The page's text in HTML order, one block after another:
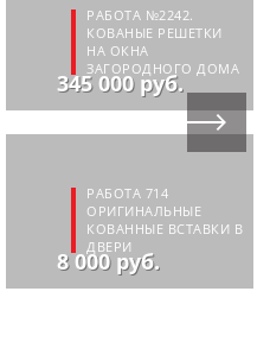
РАБОТА №2242.
КОВАНЫЕ РЕШЕТКИ
НА ОКНА
ЗАГОРОДНОГО ДОМА
345 000 руб.
РАБОТА 714
ОРИГИНАЛЬНЫЕ
КОВАННЫЕ ВСТАВКИ В
ДВЕРИ
8 000 руб.